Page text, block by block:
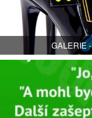
GALERIE